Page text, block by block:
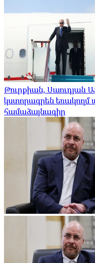
Թուրքիան, Սաուդյան
կստորագրեն
համաձայնագիր